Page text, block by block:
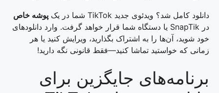
دانلود کامل شد؟ ویدئوی جدید TikTok شما در یک
پوشه خاص
در SnapTik یا دستگاه شما قرار خواهد گرفت. وارد دانلودهای
خود شوید، آن‌ها را به اشتراک بگذارید، ویرایش کنید یا هر
زمانی که خواستید تماشا کنید—فقط قانونی نگه دارید!
برنامه‌های جایگزین برای